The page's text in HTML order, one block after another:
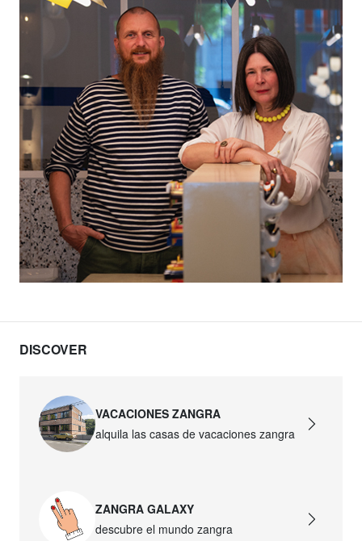
DISCOVER
VACACIONES ZANGRA
alquila las casas de vacaciones zangra
ZANGRA GALAXY
descubre el mundo zangra